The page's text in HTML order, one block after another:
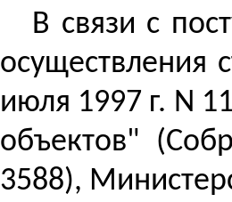
В связи с
осуществления
июля 1997 г. N
объектов"
3588),